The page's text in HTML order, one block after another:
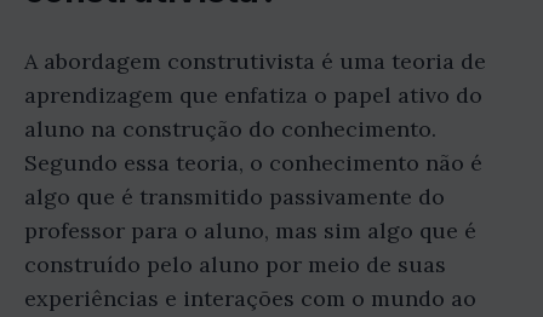
A abordagem construtivista é uma teoria de
aprendizagem que enfatiza o papel ativo do
aluno na construção do conhecimento.
Segundo essa teoria, o conhecimento não é
algo que é transmitido passivamente do
professor para o aluno, mas sim algo que é
construído pelo aluno por meio de suas
experiências e interações com o mundo ao